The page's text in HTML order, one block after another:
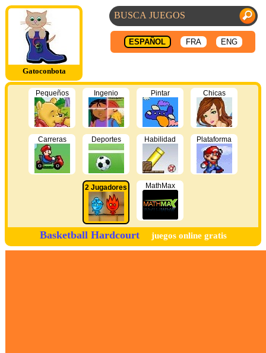
Gatoconbota
ESPAÑOL FRA ENG
Pequeños Ingenio Pintar Chicas
Carreras Deportes Habilidad Plataforma
2 Jugadores MathMax
Basketball Hardcourt juegos online gratis